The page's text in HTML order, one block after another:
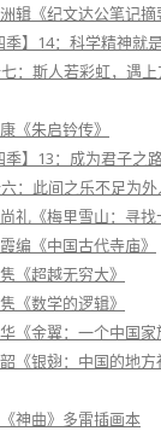
辑《纪文达公笔记摘
季】14：科学精神就
七：斯人若彩虹，遇上
《朱启钤传》
季】13：成为君子之
六：此间之乐不足为
礼《梅里雪山：寻找
编《中国古代寺庙》
《超越无穷大》
《数学的逻辑》
《金翼：一个中国家
韶《银翅：中国的地
神曲》多雷插画本